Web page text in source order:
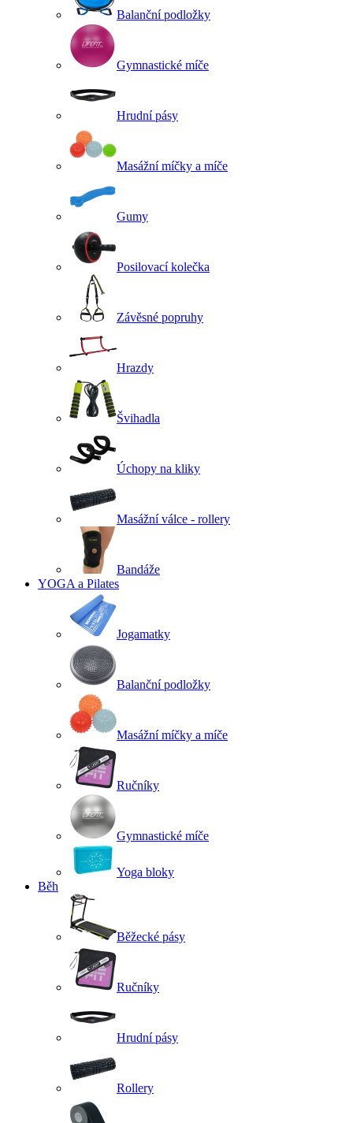
Balanční podložky
Gymnastické míče
Hrudní pásy
Masážní míčky a míče
Gumy
Posilovací kolečka
Závěsné popruhy
Hrazdy
Švihadla
Úchopy na kliky
Masážní válce - rollery
Bandáže
YOGA a Pilates
Jogamatky
Balanční podložky
Masážní míčky a míče
Ručníky
Gymnastické míče
Yoga bloky
Běh
Běžecké pásy
Ručníky
Hrudní pásy
Rollery